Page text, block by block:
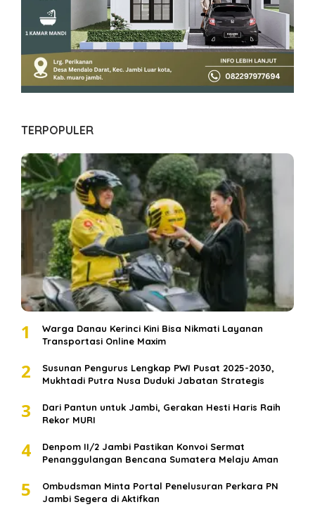
TERPOPULER
1
Warga Danau Kerinci Kini Bisa Nikmati Layanan
Transportasi Online Maxim
2
Susunan Pengurus Lengkap PWI Pusat 2025-2030,
Mukhtadi Putra Nusa Duduki Jabatan Strategis
3
Dari Pantun untuk Jambi, Gerakan Hesti Haris Raih
Rekor MURI
4
Denpom II/2 Jambi Pastikan Konvoi Sermat
Penanggulangan Bencana Sumatera Melaju Aman
5
Ombudsman Minta Portal Penelusuran Perkara PN
Jambi Segera di Aktifkan